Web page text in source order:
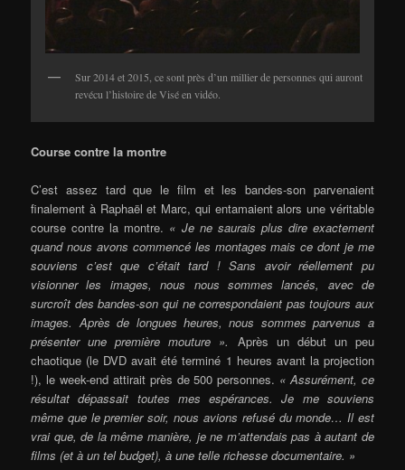
Sur 2014 et 2015, ce sont près d’un millier de personnes qui auront
revécu l’histoire de Visé en vidéo.
Course contre la montre
C’est assez tard que le film et les bandes-son parvenaient
finalement à Raphaël et Marc, qui entamaient alors une véritable
course contre la montre. « Je ne saurais plus dire exactement
quand nous avons commencé les montages mais ce dont je me
souviens c’est que c’était tard ! Sans avoir réellement pu
visionner les images, nous nous sommes lancés, avec de
surcroît des bandes-son qui ne correspondaient pas toujours aux
images. Après de longues heures, nous sommes parvenus a
présenter une première mouture ». Après un début un peu
chaotique (le DVD avait été terminé 1 heures avant la projection
!), le week-end attirait près de 500 personnes. « Assurément, ce
résultat dépassait toutes mes espérances. Je me souviens
même que le premier soir, nous avions refusé du monde… Il est
vrai que, de la même manière, je ne m’attendais pas à autant de
films (et à un tel budget), à une telle richesse documentaire. »